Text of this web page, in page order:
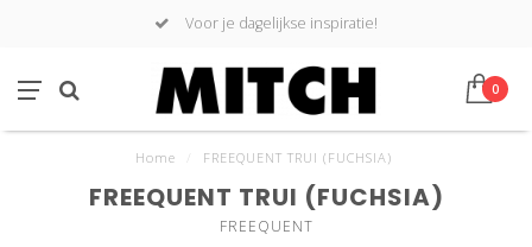
Voor je dagelijkse inspiratie!
0
Home FREEQUENT TRUI (FUCHSIA)
FREEQUENT TRUI (FUCHSIA)
FREEQUENT